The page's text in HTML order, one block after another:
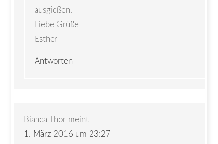
ausgießen.
Liebe Grüße
Esther
Antworten
Bianca Thor meint
1. März 2016 um 23:27